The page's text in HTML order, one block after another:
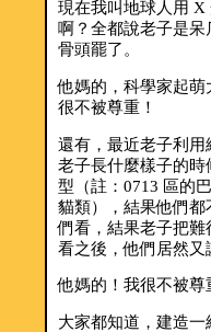
現在我叫地球人用
啊？全都說老子是
骨頭罷了。
他媽的，科學家起
很不被尊重！
還有，最近老子利用
老子長什麼樣子的
型（註：0713 區的
貓類），結果他們
們看，結果老子把難
看之後，他們居然又
他媽的！我很不被尊
大家都知道，建造